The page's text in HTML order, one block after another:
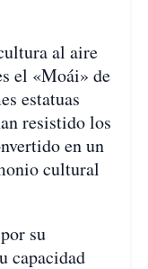
al aire
el «Moái» de
estatuas
resistido los
en un
cultural
su
capacidad